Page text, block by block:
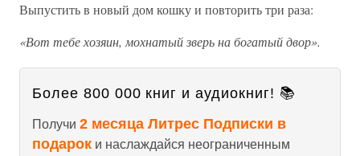
Выпустить в новый дом кошку и повторить три раза:
«Вот тебе хозяин, мохнатый зверь на богатый двор».
Более 800 000 книг и аудиокниг! 📚
Получи 2 месяца Литрес Подписки в
подарок и наслаждайся неограниченным